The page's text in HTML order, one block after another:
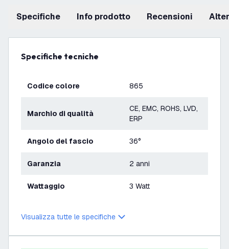
Specifiche info prodotto recensioni
Specifiche tecniche
Codice colore 865
Marchio di qualità
CE, EMC, ROHS, LVD,
ERP
Angolo del fascio 36°
Garanzia 2 anni
Wattaggio 3 Watt
Visualizza tutte le specifiche